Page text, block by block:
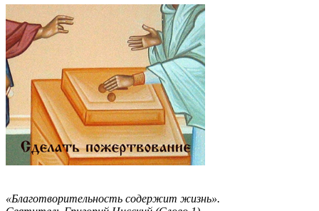
«Благотворительность содержит жизнь».